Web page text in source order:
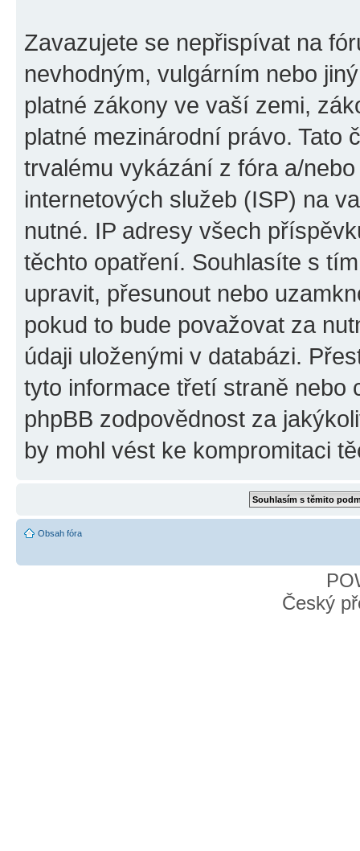
Zavazujete se nepřispívat na
nevhodným, vulgárním nebo
platné zákony ve vaší zemi,
platné mezinárodní právo. Tato
trvalému vykázání z fóra a/
internetových služeb (ISP) na
nutné. IP adresy všech
těchto opatření. Souhlasíte s
upravit, přesunout nebo
pokud to bude považovat za
údaji uloženými v databázi.
tyto informace třetí straně nebo
phpBB zodpovědnost za
by mohl vést ke kompromitaci
Obsah fóra
Český